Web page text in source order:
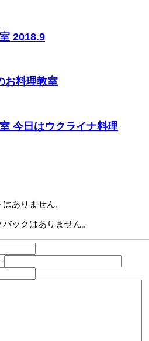
2018.9
お料理教室
今日はウクライナ料理
ありません。
ックはありません。